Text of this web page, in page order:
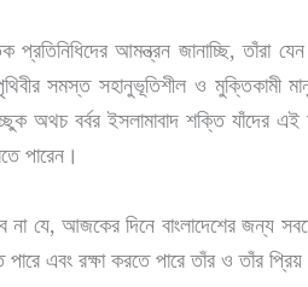
আমন্ত্রন জানাচ্ছি, তাঁরা
সমস্ত সহানুভূতিশীল ও মুক্তিকামী
অথচ বর্বর ইসলামাবাদ শক্তি যাঁদের এই
পারেন।
যে, আজকের দিনে বাংলাদেশের জন্য
পারে এবং রক্ষা করতে পারে তাঁর ও তাঁর